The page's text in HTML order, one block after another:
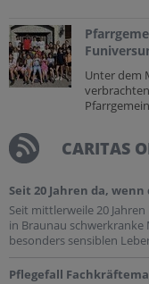
Unter dem
CARITAS
Seit 20 Jahren da,
Seit mittlerweile 20
in Braunau
besonders sensiblen
Pflegefall